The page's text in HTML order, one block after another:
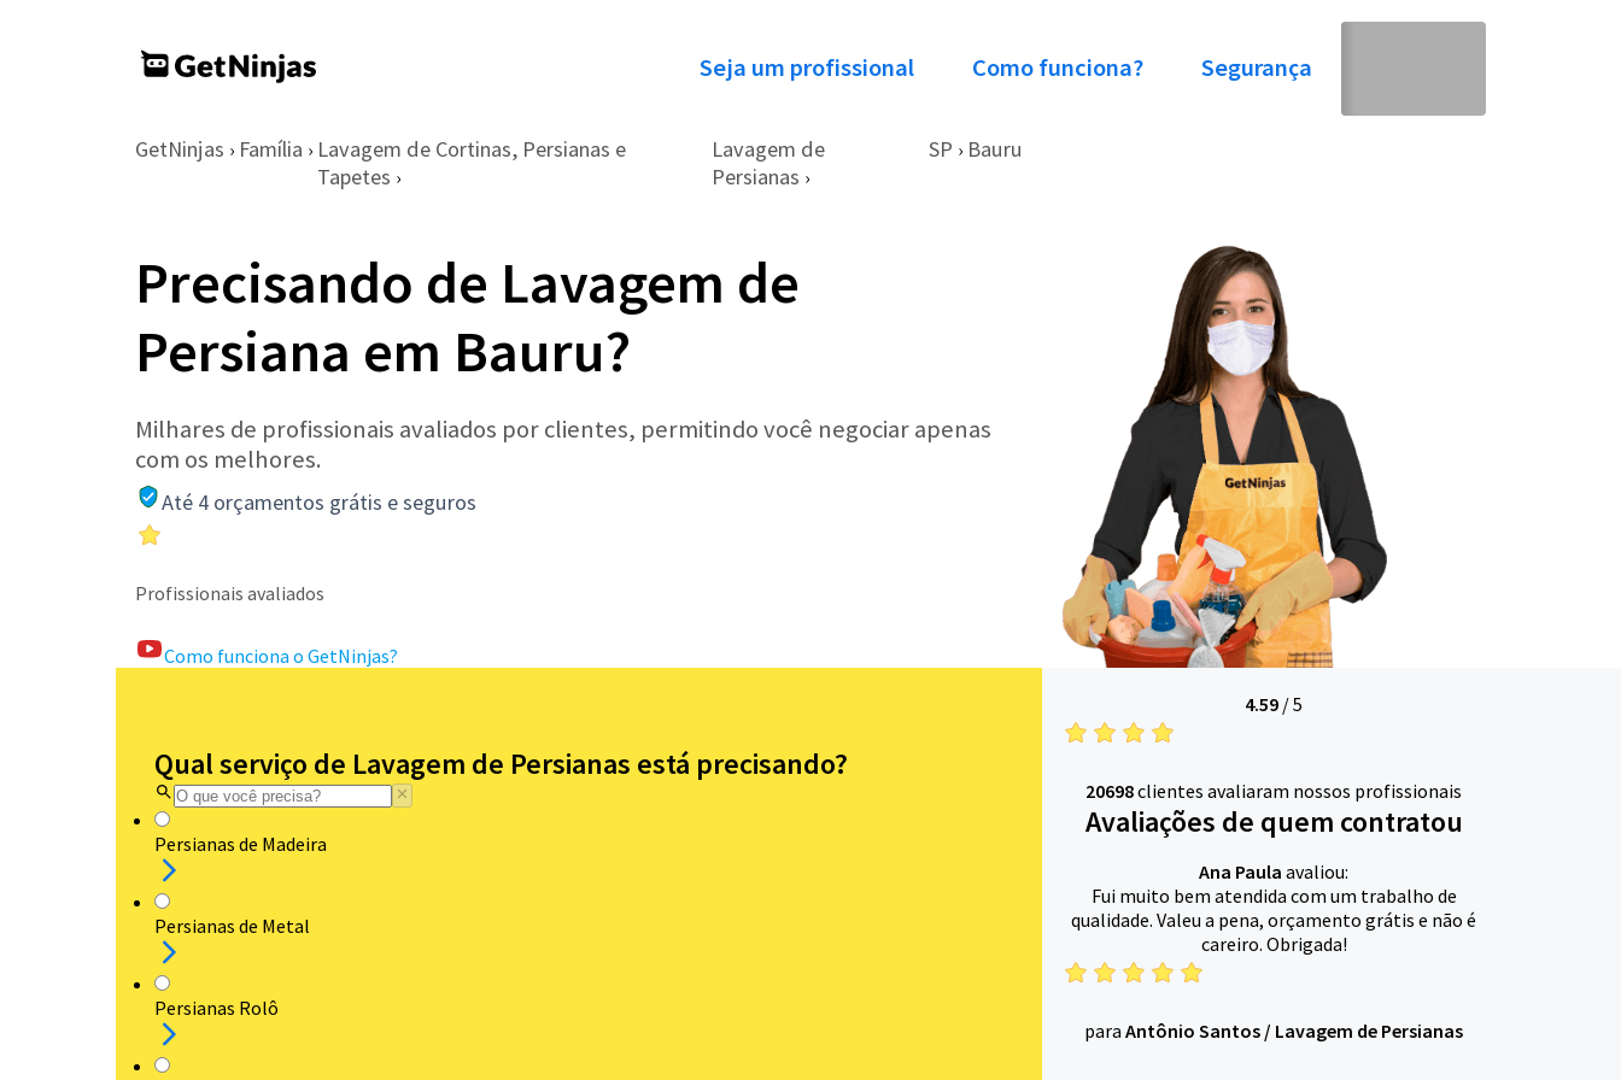
Seja um profissional Como funciona? Segurança
GetNinjas › Família › Lavagem de Cortinas, Persianas e
Tapetes ›
Lavagem de
Persianas ›
SP › Bauru
Precisando de Lavagem de
Persiana em Bauru?
Milhares de profissionais avaliados por clientes, permitindo você negociar apenas
com os melhores.
Até 4 orçamentos grátis e seguros
Profissionais avaliados
Como funciona o GetNinjas?
Qual serviço de Lavagem de Persianas está precisando?
Persianas de Madeira
Persianas de Metal
Persianas Rolô
4.59 /5
20698clientes avaliaram nossos profissionais
Avaliações de quem contratou
Ana Paula avaliou:
Fui muito bem atendida com um trabalho de
qualidade. Valeu a pena, orçamento grátis e não é
careiro. Obrigada!
para Antônio Santos / Lavagem de Persianas